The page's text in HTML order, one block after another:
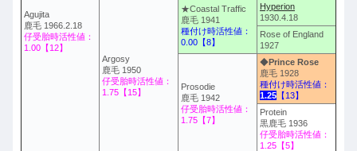
Agujita
鹿毛 1966.2.18
仔受胎時活性値：
1.00【12】
Argosy
鹿毛 1950
仔受胎時活性値：
1.75【15】
★Coastal Traffic
鹿毛 1941
種付け時活性値：
0.00【8】
Hyperion
1930.4.18
Rose of England
1927
Prosodie
鹿毛 1942
仔受胎時活性値：
1.75【7】
◆Prince Rose
鹿毛 1928
種付け時活性値：
1.25 【13】
Protein
黒鹿毛 1936
仔受胎時活性値：
1.25【5】